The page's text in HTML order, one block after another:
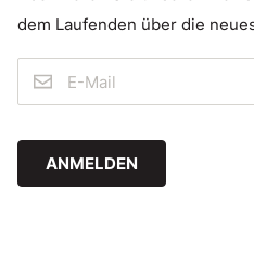
dem Laufenden über die
ANMELDEN